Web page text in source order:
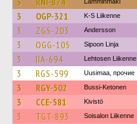
3 OGP-321 K-S Liikenne
3 ZGS-203 Andersson
3 OGG-105 Sipoon Linja
3 IIA-694 Lehtosen Liikenne
3 RGS-599 Uusimaa, прочие
3 RGY-502 Bussi-Ketonen
3 CCE-581 Kivistö
3 TGT-893 Soisalon Liikenne